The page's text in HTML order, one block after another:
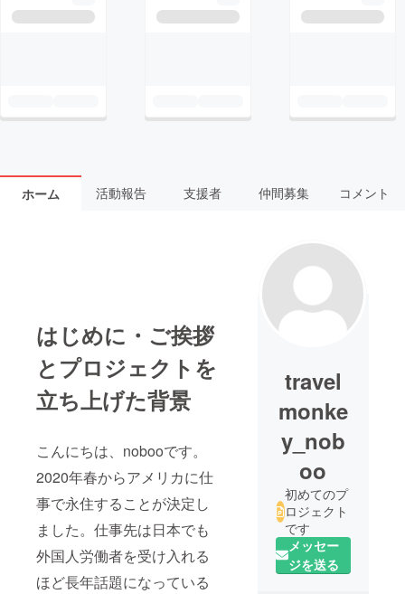
ホーム 活動報告 支援者 仲間募集 コメント
はじめに・ご挨拶
とプロジェクトを
立ち上げた背景
こんにちは、nobooです。
2020年春からアメリカに仕
事で永住することが決定し
ました。仕事先は日本でも
外国人労働者を受け入れる
ほど長年話題になっている
travel
monke
y_nob
oo
初めてのプ
ロジェクト
です
メッセー
ジを送る